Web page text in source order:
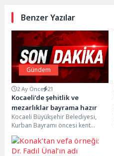
Benzer Yazılar
Gündem
2 Ay Önce 21
Kocaeli’de şehitlik ve
mezarlıklar bayrama hazır
Kocaeli Büyükşehir Belediyesi,
Kurban Bayramı öncesi kent
genelindeki mezarlık ve
şehitliklerde bakım, onarım ve
temizlik...